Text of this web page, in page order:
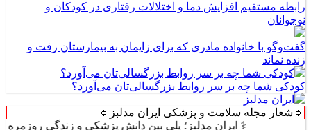
رابطه مستقیم افزایش دما و اختلالات رفتاری در کودکان و
نوجوانان
گفت‌وگو با خانواده مادری که برای زایمان به بیمارستان رفت و
زنده نماند
کودکی شما چه بر سر روابط بزرگسالی‌تان می‌آورد؟
🔹شعار مجله سلامت و پزشکی ایران مدلبز🔹
⚕️ ایران مدلبز؛ پلی بین دانش پزشکی و زندگی روزمره ⚕️